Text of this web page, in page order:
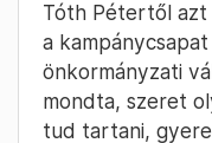
Európai
azt mutatja, hogy
intézményt